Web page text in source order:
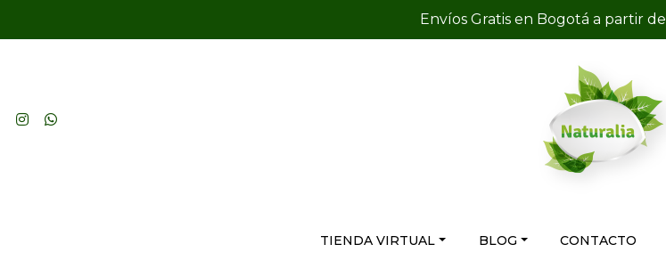
Envíos Gratis en Bogotá a partir de
TIENDA VIRTUAL BLOG CONTACTO